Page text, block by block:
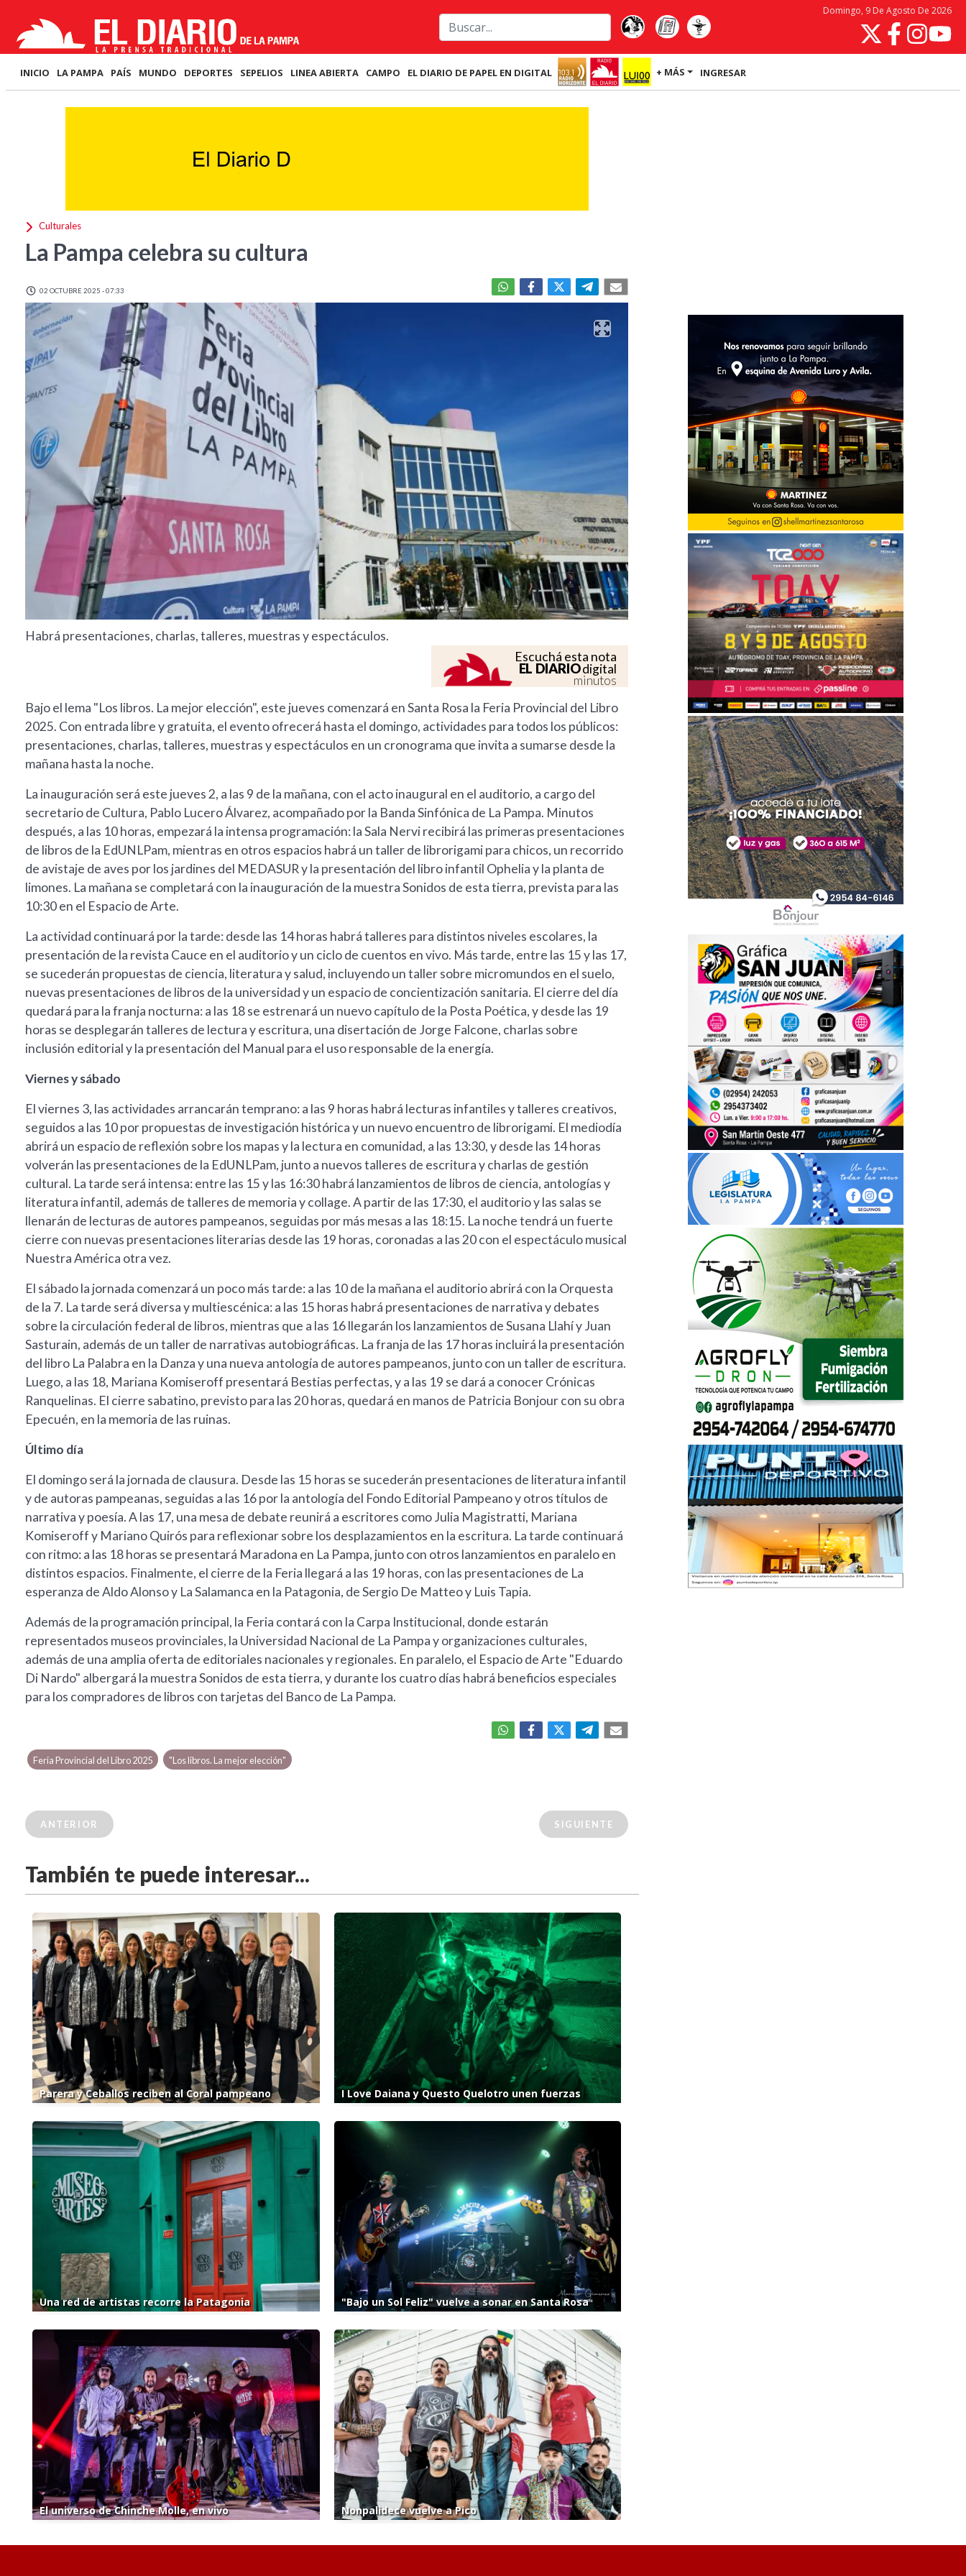
Domingo, 9 De Agosto De 2026
INICIO LA PAMPA PAÍS MUNDO DEPORTES SEPELIOS LINEA ABIERTA CAMPO EL DIARIO DE PAPEL EN DIGITAL + MÁS INGRESAR
Culturales
La Pampa celebra su cultura
02 OCTUBRE 2025 - 07:33
Habrá presentaciones, charlas, talleres, muestras y espectáculos.
Escuchá esta nota
EL DIARIOdigital
minutos
Bajo el lema "Los libros. La mejor elección", este jueves comenzará en Santa Rosa la Feria Provincial del Libro
2025. Con entrada libre y gratuita, el evento ofrecerá hasta el domingo, actividades para todos los públicos:
presentaciones, charlas, talleres, muestras y espectáculos en un cronograma que invita a sumarse desde la
mañana hasta la noche.
La inauguración será este jueves 2, a las 9 de la mañana, con el acto inaugural en el auditorio, a cargo del
secretario de Cultura, Pablo Lucero Álvarez, acompañado por la Banda Sinfónica de La Pampa. Minutos
después, a las 10 horas, empezará la intensa programación: la Sala Nervi recibirá las primeras presentaciones
de libros de la EdUNLPam, mientras en otros espacios habrá un taller de librorigami para chicos, un recorrido
de avistaje de aves por los jardines del MEDASUR y la presentación del libro infantil Ophelia y la planta de
limones. La mañana se completará con la inauguración de la muestra Sonidos de esta tierra, prevista para las
10:30 en el Espacio de Arte.
La actividad continuará por la tarde: desde las 14 horas habrá talleres para distintos niveles escolares, la
presentación de la revista Cauce en el auditorio y un ciclo de cuentos en vivo. Más tarde, entre las 15 y las 17,
se sucederán propuestas de ciencia, literatura y salud, incluyendo un taller sobre micromundos en el suelo,
nuevas presentaciones de libros de la universidad y un espacio de concientización sanitaria. El cierre del día
quedará para la franja nocturna: a las 18 se estrenará un nuevo capítulo de la Posta Poética, y desde las 19
horas se desplegarán talleres de lectura y escritura, una disertación de Jorge Falcone, charlas sobre
inclusión editorial y la presentación del Manual para el uso responsable de la energía.
Viernes y sábado
El viernes 3, las actividades arrancarán temprano: a las 9 horas habrá lecturas infantiles y talleres creativos,
seguidos a las 10 por propuestas de investigación histórica y un nuevo encuentro de librorigami. El mediodía
abrirá un espacio de reflexión sobre los mapas y la lectura en comunidad, a las 13:30, y desde las 14 horas
volverán las presentaciones de la EdUNLPam, junto a nuevos talleres de escritura y charlas de gestión
cultural. La tarde será intensa: entre las 15 y las 16:30 habrá lanzamientos de libros de ciencia, antologías y
literatura infantil, además de talleres de memoria y collage. A partir de las 17:30, el auditorio y las salas se
llenarán de lecturas de autores pampeanos, seguidas por más mesas a las 18:15. La noche tendrá un fuerte
cierre con nuevas presentaciones literarias desde las 19 horas, coronadas a las 20 con el espectáculo musical
Nuestra América otra vez.
El sábado la jornada comenzará un poco más tarde: a las 10 de la mañana el auditorio abrirá con la Orquesta
de la 7. La tarde será diversa y multiescénica: a las 15 horas habrá presentaciones de narrativa y debates
sobre la circulación federal de libros, mientras que a las 16 llegarán los lanzamientos de Susana Llahí y Juan
Sasturain, además de un taller de narrativas autobiográficas. La franja de las 17 horas incluirá la presentación
del libro La Palabra en la Danza y una nueva antología de autores pampeanos, junto con un taller de escritura.
Luego, a las 18, Mariana Komiseroff presentará Bestias perfectas, y a las 19 se dará a conocer Crónicas
Ranquelinas. El cierre sabatino, previsto para las 20 horas, quedará en manos de Patricia Bonjour con su obra
Epecuén, en la memoria de las ruinas.
Último día
El domingo será la jornada de clausura. Desde las 15 horas se sucederán presentaciones de literatura infantil
y de autoras pampeanas, seguidas a las 16 por la antología del Fondo Editorial Pampeano y otros títulos de
narrativa y poesía. A las 17, una mesa de debate reunirá a escritores como Julia Magistratti, Mariana
Komiseroff y Mariano Quirós para reflexionar sobre los desplazamientos en la escritura. La tarde continuará
con ritmo: a las 18 horas se presentará Maradona en La Pampa, junto con otros lanzamientos en paralelo en
distintos espacios. Finalmente, el cierre de la Feria llegará a las 19 horas, con las presentaciones de La
esperanza de Aldo Alonso y La Salamanca en la Patagonia, de Sergio De Matteo y Luis Tapia.
Además de la programación principal, la Feria contará con la Carpa Institucional, donde estarán
representados museos provinciales, la Universidad Nacional de La Pampa y organizaciones culturales,
además de una amplia oferta de editoriales nacionales y regionales. En paralelo, el Espacio de Arte "Eduardo
Di Nardo" albergará la muestra Sonidos de esta tierra, y durante los cuatro días habrá beneficios especiales
para los compradores de libros con tarjetas del Banco de La Pampa.
Feria Provincial del Libro 2025 "Los libros. La mejor elección"
ANTERIOR SIGUIENTE
También te puede interesar...
Parera y Ceballos reciben al Coral pampeano I Love Daiana y Questo Quelotro unen fuerzas
Una red de artistas recorre la Patagonia "Bajo un Sol Feliz" vuelve a sonar en Santa Rosa
El universo de Chinche Molle, en vivo Nonpalidece vuelve a Pico